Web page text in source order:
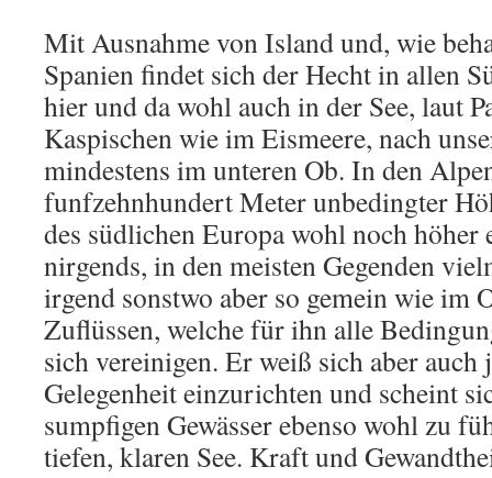
Mit Ausnahme von Island und, wie
Spanien findet sich der Hecht in allen
hier und da wohl auch in der See, laut
Kaspischen wie im Eismeere, nach
mindestens im unteren Ob. In den
funfzehnhundert Meter unbedingter
des südlichen Europa wohl noch höher
nirgends, in den meisten Gegenden
irgend sonstwo aber so gemein wie im
Zuflüssen, welche für ihn alle
sich vereinigen. Er weiß sich aber auch
Gelegenheit einzurichten und scheint
sumpfigen Gewässer ebenso wohl zu
tiefen, klaren See. Kraft und